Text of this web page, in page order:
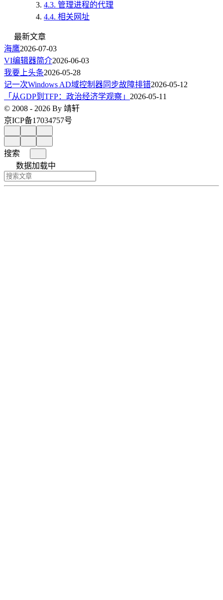
4.3. 管理进程的代理
4.4. 相关网址
最新文章
海鹰2026-07-03
VI编辑器简介2026-06-03
我要上头条2026-05-28
记一次Windows AD域控制器同步故障排错2026-05-12
「从GDP到TFP：政治经济学观察」 2026-05-11
© 2008 - 2026 By 靖轩
京ICP备17034757号
搜索
数据加载中